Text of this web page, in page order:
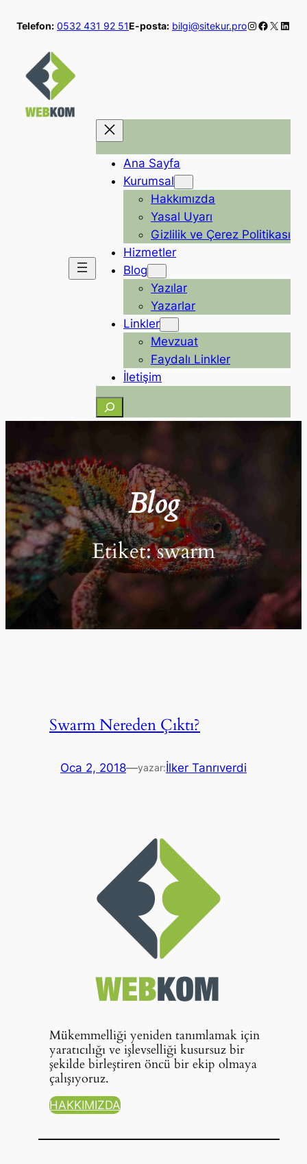
geç
Telefon: 0532 431 92 51E-posta: bilgi@sitekur.proInstagram
X
Ana Sayfa
Kurumsal
Hakkımızda
Yasal Uyarı
Gizlilik ve Çerez Politikası
Hizmetler
Blog
Yazılar
Yazarlar
Linkler
Mevzuat
Faydalı Linkler
İletişim
Ara
Blog
Etiket:swarm
Swarm Nereden Çıktı?
Oca 2, 2018—yazar:İlker Tanrıverdi
Mükemmelliği yeniden tanımlamak için
yaratıcılığı ve işlevselliği kusursuz bir
şekilde birleştiren öncü bir ekip olmaya
çalışıyoruz.
HAKKIMIZDA